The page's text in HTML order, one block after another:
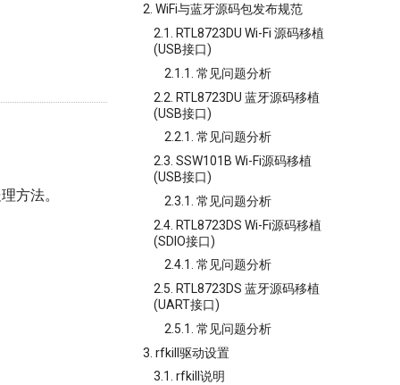
2. WiFi与蓝牙源码包发布规范
2.1. RTL8723DU Wi-Fi 源码移植
(USB接口)
2.1.1. 常见问题分析
2.2. RTL8723DU 蓝牙源码移植
(USB接口)
2.2.1. 常见问题分析
2.3. SSW101B Wi-Fi源码移植
(USB接口)
2.3.1. 常见问题分析
2.4. RTL8723DS Wi-Fi源码移植
(SDIO接口)
2.4.1. 常见问题分析
2.5. RTL8723DS 蓝牙源码移植
(UART接口)
2.5.1. 常见问题分析
3. rfkill驱动设置
3.1. rfkill说明
方法。